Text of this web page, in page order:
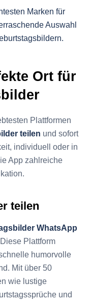
Marken für
Auswahl
Ort für
Plattformen
teilen und sofort
individuell oder in
App zahlreiche
teilen
WhatsApp
Plattform
humorvolle
Mit über 50
wie lustige
und